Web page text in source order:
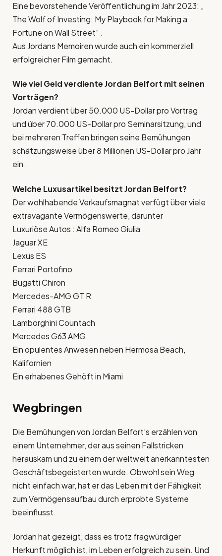
Eine bevorstehende Veröffentlichung im Jahr 2023: „
The Wolf of Investing: My Playbook for Making a
Fortune on Wall Street“ .
Aus Jordans Memoiren wurde auch ein kommerziell
erfolgreicher Film gemacht.
Wie viel Geld verdiente Jordan Belfort mit seinen
Vorträgen?
Jordan verdient über 50.000 US-Dollar pro Vortrag
und über 70.000 US-Dollar pro Seminarsitzung, und
bei mehreren Treffen bringen seine Bemühungen
schätzungsweise über 8 Millionen US-Dollar pro Jahr
ein .
Welche Luxusartikel besitzt Jordan Belfort?
Der wohlhabende Verkaufsmagnat verfügt über viele
extravagante Vermögenswerte, darunter
Luxuriöse Autos : Alfa Romeo Giulia
Jaguar XE
Lexus ES
Ferrari Portofino
Bugatti Chiron
Mercedes-AMG GT R
Ferrari 488 GTB
Lamborghini Countach
Mercedes G63 AMG
Ein opulentes Anwesen neben Hermosa Beach,
Kalifornien
Ein erhabenes Gehöft in Miami
Wegbringen
Die Bemühungen von Jordan Belfort’s erzählen von
einem Unternehmer, der aus seinen Fallstricken
herauskam und zu einem der weltweit anerkanntesten
Geschäftsbegeisterten wurde. Obwohl sein Weg
nicht einfach war, hat er das Leben mit der Fähigkeit
zum Vermögensaufbau durch erprobte Systeme
beeinflusst.
Jordan hat gezeigt, dass es trotz fragwürdiger
Herkunft möglich ist, im Leben erfolgreich zu sein. Und